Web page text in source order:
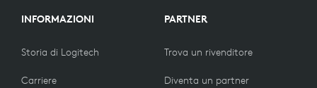
INFORMAZIONI
Storia di Logitech
Carriere
PARTNER
Trova un rivenditore
Diventa un partner